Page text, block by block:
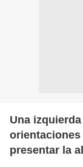
Una
presentar la